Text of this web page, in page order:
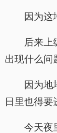
因为这
后来上
出现什么问
因为地
日里也得要
今天夜